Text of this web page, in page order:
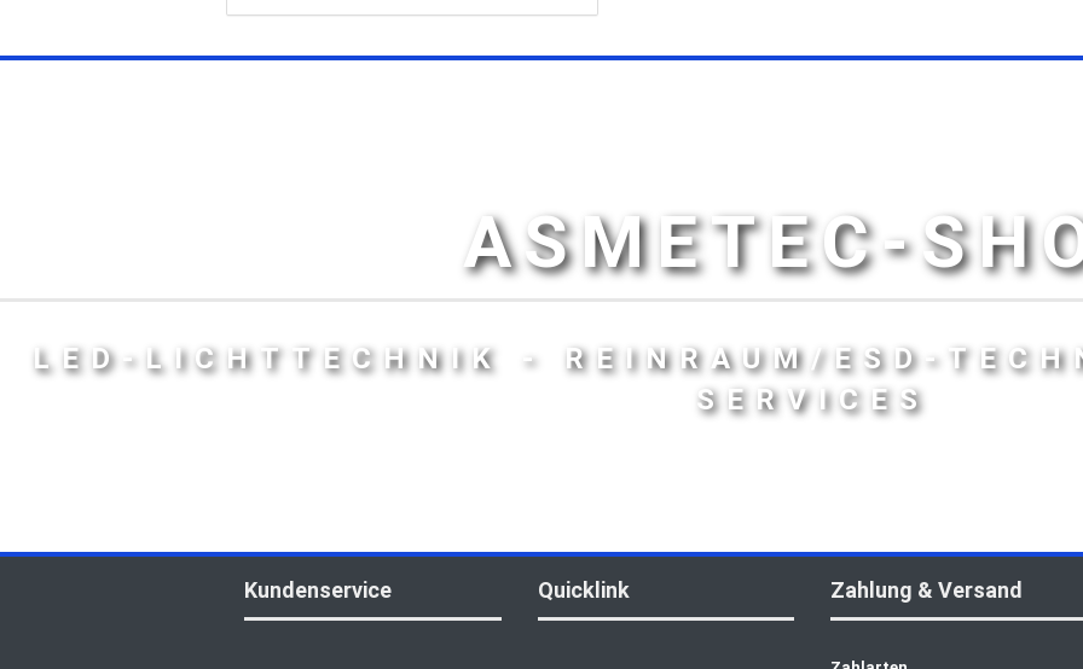
ASMETEC-
LED-LICHTTECHNIK - REINRAUM/ESD-
SERVICES
Kundenservice Quicklink Zahlung & Versand